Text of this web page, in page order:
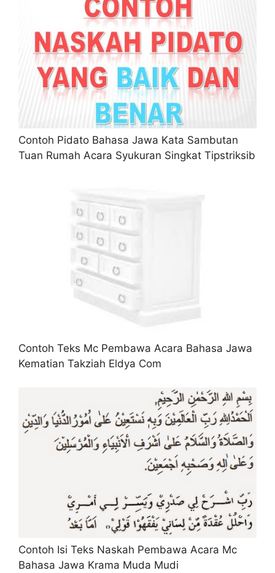
Contoh Pidato Bahasa Jawa Kata Sambutan
Tuan Rumah Acara Syukuran Singkat Tipstriksib
Contoh Teks Mc Pembawa Acara Bahasa Jawa
Kematian Takziah Eldya Com
Contoh Isi Teks Naskah Pembawa Acara Mc
Bahasa Jawa Krama Muda Mudi